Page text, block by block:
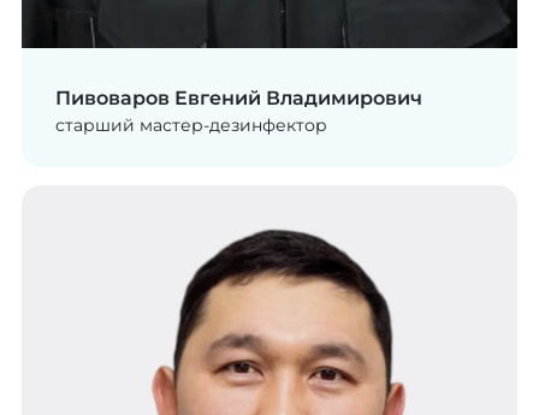
Пивоваров Евгений Владимирович
старший мастер-дезинфектор